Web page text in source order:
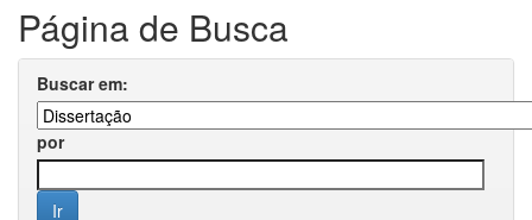
Página de Busca
Buscar em:
por